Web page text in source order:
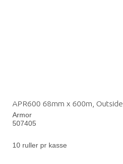
APR600 68mm x 600m, Outside
Armor
507405
10 ruller pr kasse